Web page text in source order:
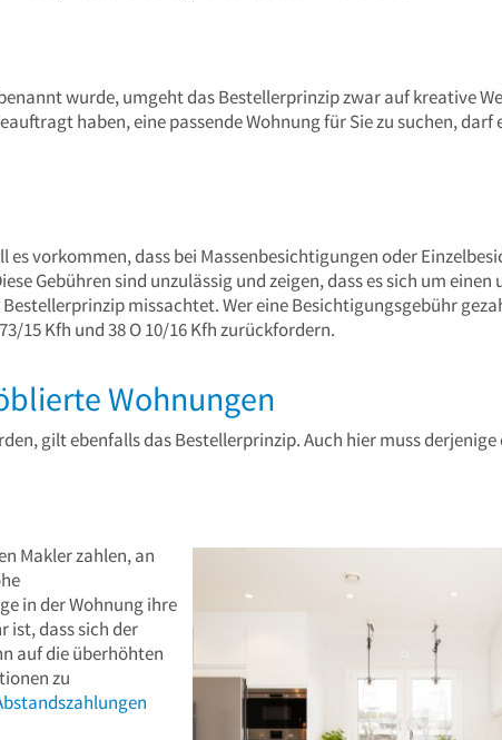
wurde, umgeht das Bestellerprinzip zwar auf kreative
haben, eine passende Wohnung für Sie zu suchen, darf
es vorkommen, dass bei Massenbesichtigungen oder
Gebühren sind unzulässig und zeigen, dass es sich um einen
missachtet. Wer eine Besichtigungsgebühr
15 Kfh und 38 O 10/16 Kfh zurückfordern.
Wohnungen
gilt ebenfalls das Bestellerprinzip. Auch hier muss derjenige
Makler zahlen, an
in der Wohnung ihre
ist, dass sich der
auf die überhöhten
zu